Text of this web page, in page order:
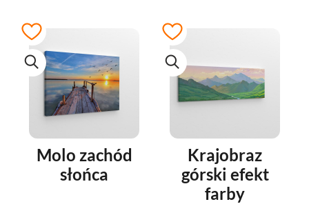
Molo zachód
słońca
Krajobraz
górski efekt
farby